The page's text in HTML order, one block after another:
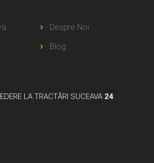
Despre Noi
Blog
LA TRACTĂRI SUCEAVA 24